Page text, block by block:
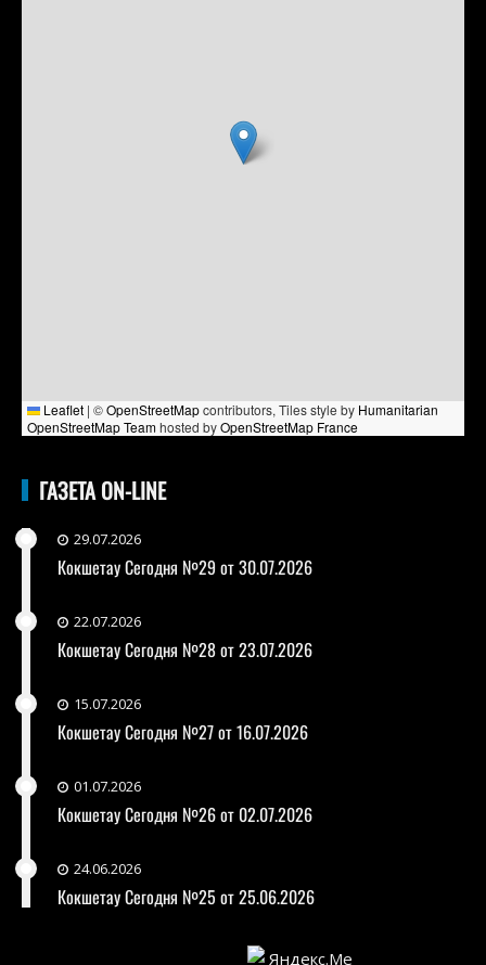
Leaflet | ©OpenStreetMapcontributors, Tiles style by Humanitarian
OpenStreetMap Teamhosted byOpenStreetMap France
ГАЗЕТА ON-LINE
29.07.2026
Кокшетау Сегодня №29 от 30.07.2026
22.07.2026
Кокшетау Сегодня №28 от 23.07.2026
15.07.2026
Кокшетау Сегодня №27 от 16.07.2026
01.07.2026
Кокшетау Сегодня №26 от 02.07.2026
24.06.2026
Кокшетау Сегодня №25 от 25.06.2026